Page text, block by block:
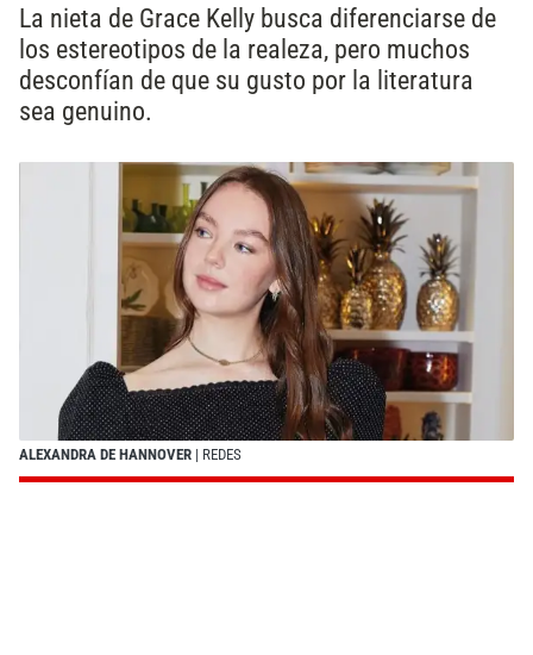
La nieta de Grace Kelly busca diferenciarse de
los estereotipos de la realeza, pero muchos
desconfían de que su gusto por la literatura
sea genuino.
ALEXANDRA DE HANNOVER | REDES